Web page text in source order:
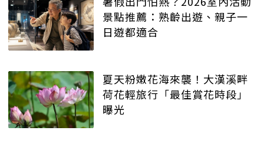
景點推薦：熟齡出遊、親子一
日遊都適合
夏天粉嫩花海來襲！大漢溪畔
荷花輕旅行「最佳賞花時段」
曝光